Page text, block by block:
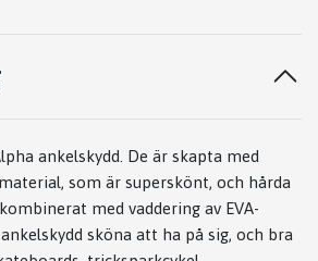
ankelskydd. De är skapta med
som är superskönt, och hårda
med vaddering av EVA-
sköna att ha på sig, och bra